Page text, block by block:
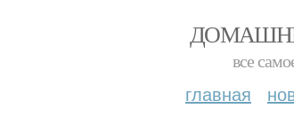
все
главная